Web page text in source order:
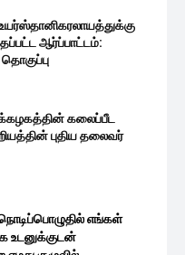
ஆர்ப்பாட்டம்:
கலைப்பீட
புதிய தலைவர்
தீர்க்கமான முடிவு: